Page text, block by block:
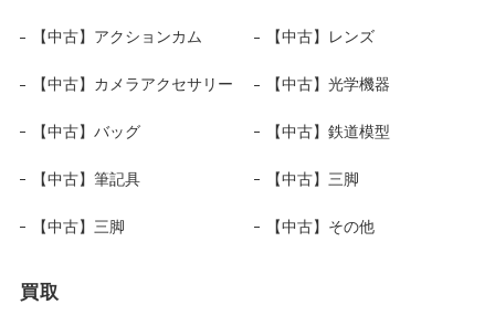
【中古】アクションカム 【中古】レンズ
【中古】カメラアクセサリー 【中古】光学機器
【中古】バッグ 【中古】鉄道模型
【中古】筆記具 【中古】三脚
【中古】三脚 【中古】その他
買取